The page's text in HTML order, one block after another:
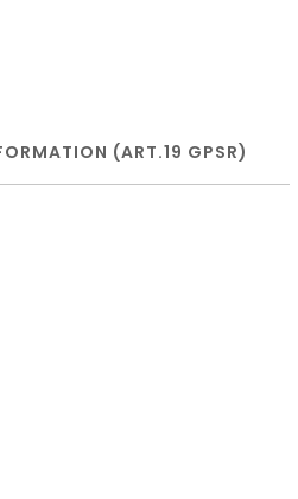
(ART.19 GPSR)